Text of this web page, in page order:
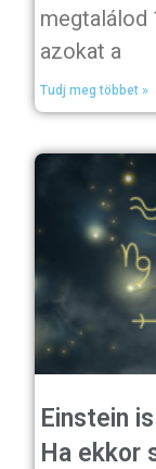
megtalálod
azokat a
Tudj meg többet »
Einstein
Ha ekkor